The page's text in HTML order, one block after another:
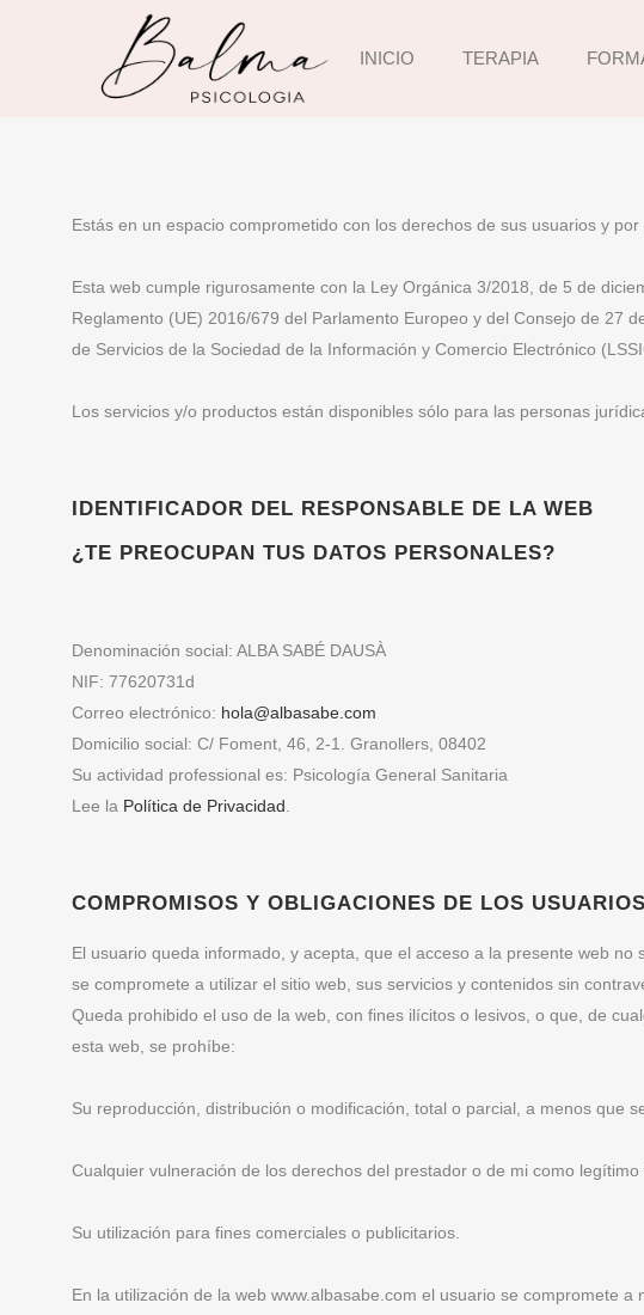
INICIO TERAPIA
Estás en un espacio comprometido con los derechos de sus usuarios y
Esta web cumple rigurosamente con la Ley Orgánica 3/2018, de 5 de
Reglamento (UE) 2016/679 del Parlamento Europeo y del Consejo de 27
de Servicios de la Sociedad de la Información y Comercio Electrónico
Los servicios y/o productos están disponibles sólo para las personas
IDENTIFICADOR DEL RESPONSABLE DE LA WEB
¿TE PREOCUPAN TUS DATOS PERSONALES?
Denominación social: ALBA SABÉ DAUSÀ
NIF: 77620731d
Correo electrónico: hola@albasabe.com
Domicilio social: C/ Foment, 46, 2-1. Granollers, 08402
Su actividad professional es: Psicología General Sanitaria
Lee la Política de Privacidad
COMPROMISOS Y OBLIGACIONES DE LOS USUARIOS
El usuario queda informado, y acepta, que el acceso a la presente web
se compromete a utilizar el sitio web, sus servicios y contenidos sin
Queda prohibido el uso de la web, con fines ilícitos o lesivos, o que, de
esta web, se prohíbe:
Su reproducción, distribución o modificación, total o parcial, a menos que
Cualquier vulneración de los derechos del prestador o de mi como legítimo
Su utilización para fines comerciales o publicitarios.
En la utilización de la web www.albasabe.com el usuario se compromete